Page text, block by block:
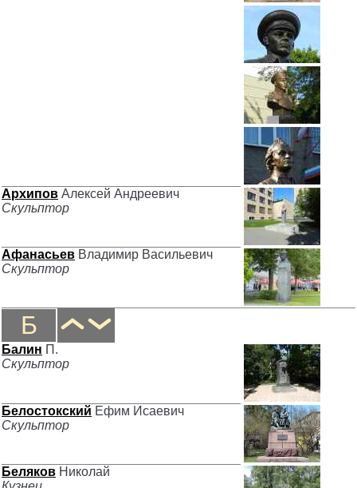
Архипов Алексей Андреевич
Скульптор
Афанасьев Владимир Васильевич
Скульптор
Б
Балин П.
Скульптор
Белостокский Ефим Исаевич
Скульптор
Беляков Николай